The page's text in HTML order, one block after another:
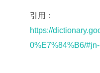
引用：
https://
0%E7%84%B6/